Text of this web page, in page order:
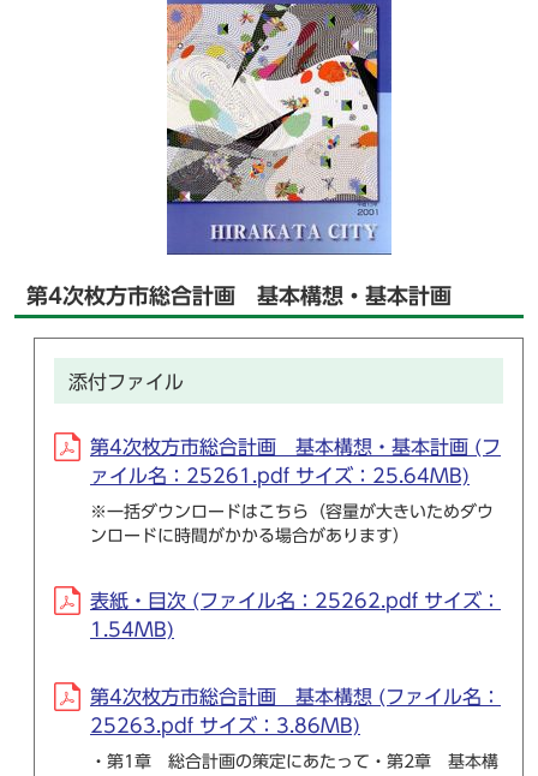
第4次枚方市総合計画 基本構想・基本計画
添付ファイル
第4次枚方市総合計画 基本構想・基本計画 (フ
ァイル名：25261.pdf サイズ：25.64MB)
※一括ダウンロードはこちら（容量が大きいためダウ
ンロードに時間がかかる場合があります）
表紙・目次 (ファイル名：25262.pdf サイズ：
1.54MB)
第4次枚方市総合計画 基本構想 (ファイル名：
25263.pdf サイズ：3.86MB)
・第1章 総合計画の策定にあたって・第2章 基本構